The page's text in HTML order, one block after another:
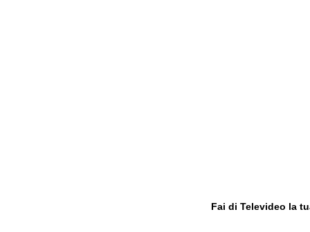
Fai di Televideo la